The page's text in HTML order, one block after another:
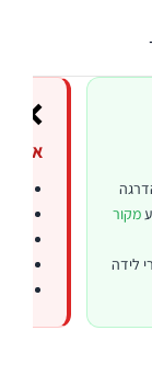
מקור
לידה
❌
אסור